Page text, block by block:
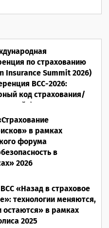
по страхованию
Insurance Summit 2026)
ВСС-2026:
код страхования/
фактор»
в рамках
форума
в
2026
«Назад в страховое
технологии меняются,
остаются» в рамках
2025